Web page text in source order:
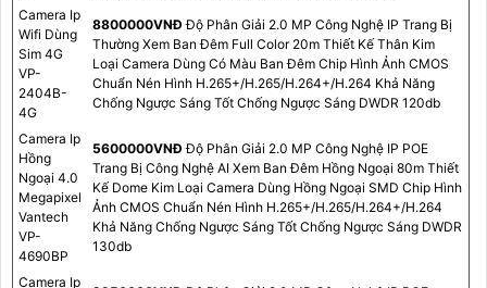
Camera Ip
Wifi Dùng
Sim 4G
VP-
2404B-
4G
8800000VNÐ Độ Phân Giải 2.0 MP Công Nghệ IP Trang Bị
Thường Xem Ban Đêm Full Color 20m Thiết Kế Thân Kim
Loại Camera Dùng Có Màu Ban Đêm Chip Hình Ảnh CMOS
Chuẩn Nén Hình H.265+/H.265/H.264+/H.264 Khả Năng
Chống Ngược Sáng Tốt Chống Ngược Sáng DWDR 120db
Camera Ip
Hồng
Ngoại 4.0
Megapixel
Vantech
VP-
4690BP
5600000VNÐ Độ Phân Giải 2.0 MP Công Nghệ IP POE
Trang Bị Công Nghệ AI Xem Ban Đêm Hồng Ngoại 80m Thiết
Kế Dome Kim Loại Camera Dùng Hồng Ngoại SMD Chip Hình
Ảnh CMOS Chuẩn Nén Hình H.265+/H.265/H.264+/H.264
Khả Năng Chống Ngược Sáng Tốt Chống Ngược Sáng DWDR
130db
Camera Ip